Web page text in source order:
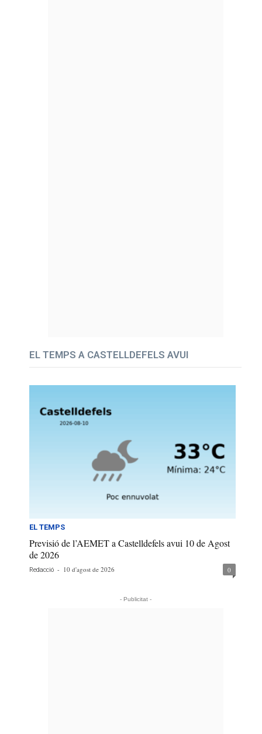
EL TEMPS A CASTELLDEFELS AVUI
EL TEMPS
Previsió de l’AEMET a Castelldefels avui 10 de Agost
de 2026
Redacció - 10 d'agost de 2026 0
- Publicitat -